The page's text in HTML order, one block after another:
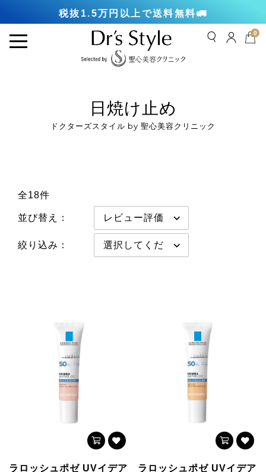
税抜1.5万円以上で送料無料🚛
0
日焼け止め
ドクターズスタイル by 聖心美容クリニック
全18件
並び替え：
絞り込み：
ラロッシュポゼ UVイデア
ラロッシュポゼ UVイデア